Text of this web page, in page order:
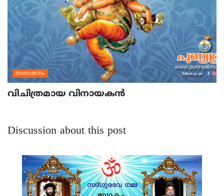
സനാതനം
വിചിത്രമായ വിനായകന്‍
Discussion about this post